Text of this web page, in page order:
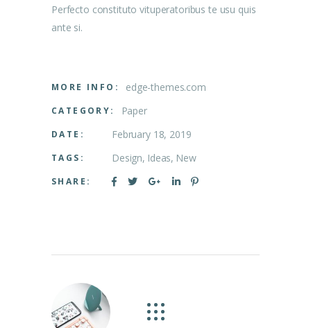
Perfecto constituto vituperatoribus te usu quis
ante si.
MORE INFO: edge-themes.com
CATEGORY: Paper
DATE: February 18, 2019
TAGS: Design Ideas New
SHARE: